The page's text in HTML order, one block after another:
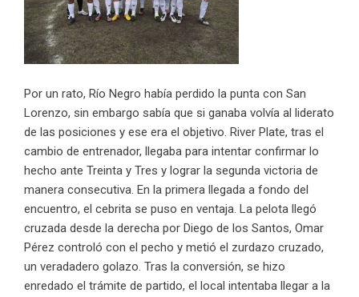
Por un rato, Río Negro había perdido la punta con San
Lorenzo, sin embargo sabía que si ganaba volvía al liderato
de las posiciones y ese era el objetivo. River Plate, tras el
cambio de entrenador, llegaba para intentar confirmar lo
hecho ante Treinta y Tres y lograr la segunda victoria de
manera consecutiva. En la primera llegada a fondo del
encuentro, el cebrita se puso en ventaja. La pelota llegó
cruzada desde la derecha por Diego de los Santos, Omar
Pérez controló con el pecho y metió el zurdazo cruzado,
un veradadero golazo. Tras la conversión, se hizo
enredado el trámite de partido, el local intentaba llegar a la